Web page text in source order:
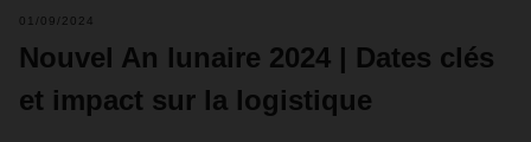
01/09/2024
Nouvel An lunaire 2024 | Dates clés
et impact sur la logistique